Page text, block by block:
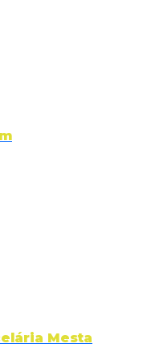
Mesta